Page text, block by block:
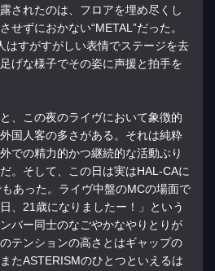
されたのは、フロアを埋め尽くし
せずにおかない“METAL”だった。
はすがすがしい表情でステージを去
げな様子でその姿に声援と拍手を
、この夜のライヴにおいて象徴的
国人客の多さがある。それは純粋
での精力的かつ継続的な活動ぶり
。そして、この日は実はHAL-CAに
あった。ライヴ中盤のMCの場面で
、21歳になりましたー！」という
バー同士のなごやかなやりとりが
テンションの高さとはギャップの
たASTERISMのひとつといえるは